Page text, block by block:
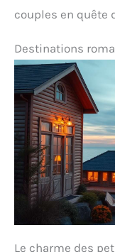
couples en quête
Destinations
Le charme des